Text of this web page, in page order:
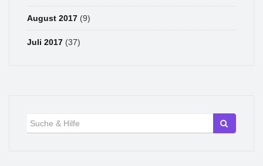
August 2017 (9)
Juli 2017 (37)
für: